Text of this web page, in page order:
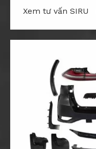
Xem tư vấn SIRU